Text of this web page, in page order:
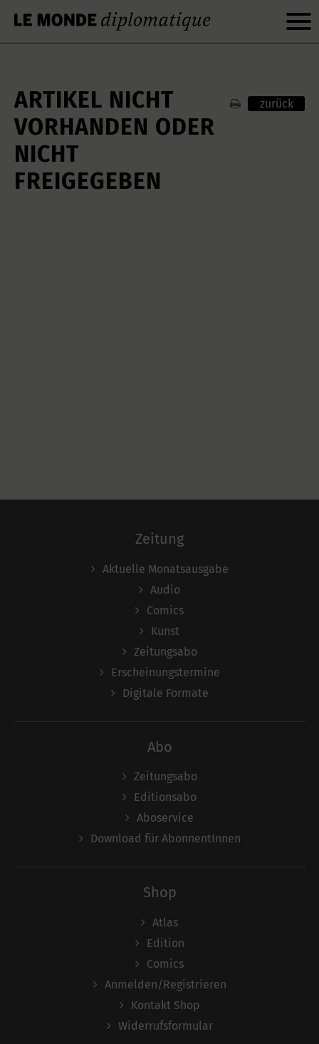
ARTIKEL NICHT
VORHANDEN ODER
NICHT
FREIGEGEBEN
zurück
Zeitung
Aktuelle Monatsausgabe
Audio
Comics
Kunst
Zeitungsabo
Erscheinungstermine
Digitale Formate
Abo
Zeitungsabo
Editionsabo
Aboservice
Download für AbonnentInnen
Shop
Atlas
Edition
Comics
Anmelden/Registrieren
Kontakt Shop
Widerrufsformular